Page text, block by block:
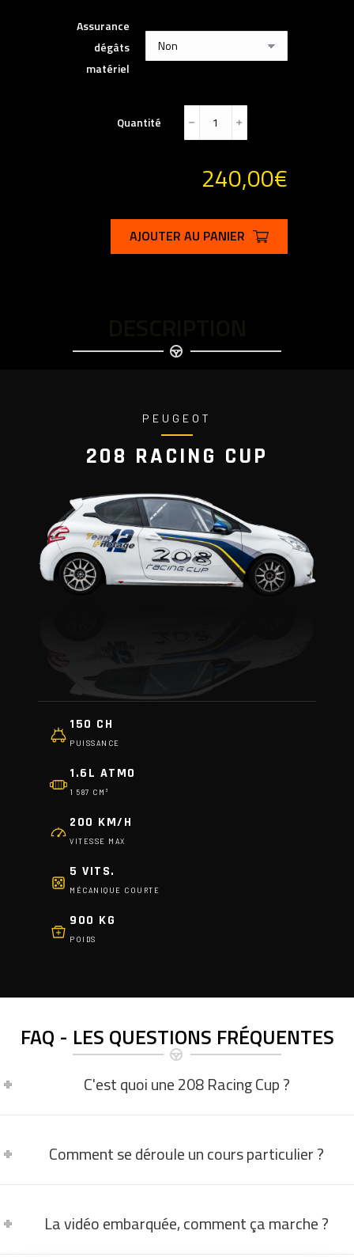
Assurance
dégâts
matériel
Quantité ﹣ ﹢
240,00€
AJOUTER AU PANIER
PEUGEOT
208 RACING CUP
150 CH
PUISSANCE
1.6L ATMO
1 587 CM³
200 KM/H
VITESSE MAX
5 VITS.
MÉCANIQUE COURTE
900 KG
POIDS
FAQ - LES QUESTIONS FRÉQUENTES
C'est quoi une 208 Racing Cup ?
Comment se déroule un cours particulier ?
La vidéo embarquée, comment ça marche ?